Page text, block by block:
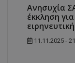
Ανησυχία
έκκληση
11.11.2025 -